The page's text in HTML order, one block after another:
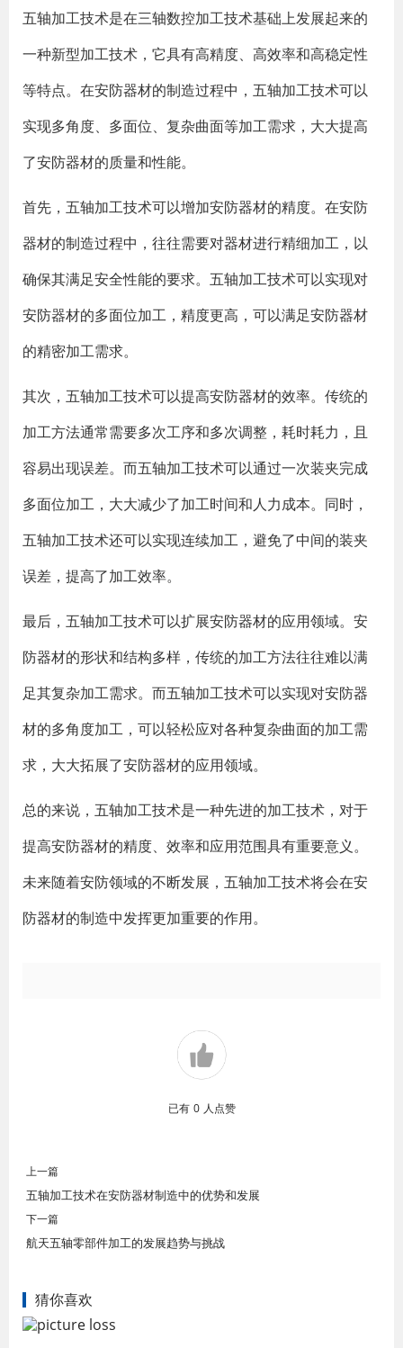
五轴加工技术是在三轴数控加工技术基础上发展起来的
一种新型加工技术，它具有高精度、高效率和高稳定性
等特点。在安防器材的制造过程中，五轴加工技术可以
实现多角度、多面位、复杂曲面等加工需求，大大提高
了安防器材的质量和性能。
首先，五轴加工技术可以增加安防器材的精度。在安防
器材的制造过程中，往往需要对器材进行精细加工，以
确保其满足安全性能的要求。五轴加工技术可以实现对
安防器材的多面位加工，精度更高，可以满足安防器材
的精密加工需求。
其次，五轴加工技术可以提高安防器材的效率。传统的
加工方法通常需要多次工序和多次调整，耗时耗力，且
容易出现误差。而五轴加工技术可以通过一次装夹完成
多面位加工，大大减少了加工时间和人力成本。同时，
五轴加工技术还可以实现连续加工，避免了中间的装夹
误差，提高了加工效率。
最后，五轴加工技术可以扩展安防器材的应用领域。安
防器材的形状和结构多样，传统的加工方法往往难以满
足其复杂加工需求。而五轴加工技术可以实现对安防器
材的多角度加工，可以轻松应对各种复杂曲面的加工需
求，大大拓展了安防器材的应用领域。
总的来说，五轴加工技术是一种先进的加工技术，对于
提高安防器材的精度、效率和应用范围具有重要意义。
未来随着安防领域的不断发展，五轴加工技术将会在安
防器材的制造中发挥更加重要的作用。
已有 0 人点赞
上一篇
五轴加工技术在安防器材制造中的优势和发展
下一篇
航天五轴零部件加工的发展趋势与挑战
猜你喜欢